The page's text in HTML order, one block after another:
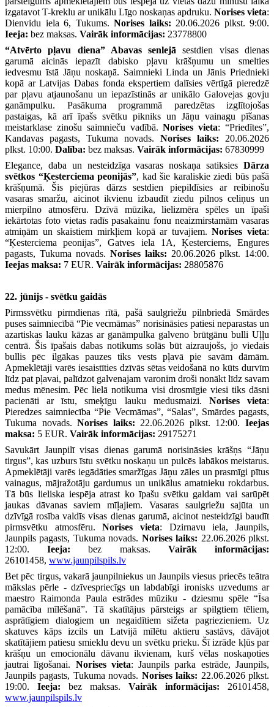
izgatavot T-kreklu ar unikālu Līgo noskaņas apdruku. Norises vieta:
Dienvidu iela 6, Tukums. Norises laiks: 20.06.2026 plkst. 9:00.
Ieeja: bez maksas. Vairāk informācijas: 23778800
“Atvērto pļavu diena” Abavas senlejā sestdien visas dienas
garumā aicinās iepazīt dabisko pļavu krāšņumu un smelties
iedvesmu īstā Jāņu noskaņā. Saimnieki Linda un Jānis Priednieki
kopā ar Latvijas Dabas fonda ekspertiem dalīsies vērtīgā pieredzē
par pļavu atjaunošanu un iepazīstinās ar unikālo Galovejas govju
ganāmpulku. Pasākuma programmā paredzētas izglītojošas
pastaigas, kā arī īpašs svētku pikniks un Jāņu vainagu pīšanas
meistarklase zinošu saimnieču vadībā.Norises vieta: “Priedītes”,
Kandavas pagasts, Tukuma novads. Norises laiks: 20.06.2026
plkst. 10:00. Dalība: bez maksas. Vairāk informācijas: 67830999
Elegance, daba un nesteidzīga vasaras noskaņa satiksies Dārza
svētkos “Ķesterciema peonijās”, kad šie karaliskie ziedi būs pašā
krāšņumā. Šis piejūras dārzs sestdien piepildīsies ar reibinošu
vasaras smaržu, aicinot ikvienu izbaudīt ziedu pilnos celiņus un
mierpilno atmosfēru. Dzīvā mūzika, lielizmēra spēles un īpaši
iekārtotas foto vietas radīs pasakainu fonu neaizmirstamām vasaras
atmiņām un skaistiem mirkļiem kopā ar tuvajiem.Norises vieta:
“Ķesterciema peonijas”, Gatves iela 1A, Ķesterciems, Engures
pagasts, Tukuma novads. Norises laiks: 20.06.2026 plkst. 14:00.
Ieejas maksa: 7 EUR. Vairāk informācijas: 28805876
22. jūnijs - svētku gaidās
Pirmssvētku pirmdienas rītā, pašā saulgriežu pilnbriedā Smārdes
puses saimniecībā “Pie vecmāmas” norisināsies patiesi neparastas un
azartiskas lauku kāzas ar ganāmpulka galveno brūtgānu bulli Uļļu
centrā. Šis īpašais dabas notikums solās būt aizraujošs, jo viedais
bullis pēc ilgākas pauzes tiks vests pļavā pie savām dāmām.
Apmeklētāji varēs iesaistīties dzīvās sētas veidošanā no kūts durvīm
līdz pat pļavai, palīdzot galvenajam varonim droši nonākt līdz savam
medus mēnesim. Pēc lielā notikuma visi drosmīgie viesi tiks dāsni
pacienāti ar īstu, smeķīgu lauku medusmaizi. Norises vieta:
Pieredzes saimniecība “Pie Vecmāmas”, “Salas”, Smārdes pagasts,
Tukuma novads.Norises laiks: 22.06.2026 plkst. 12:00.Ieejas
maksa: 5 EUR. Vairāk informācijas: 29175271
Savukārt Jaunpilī visas dienas garumā norisināsies krāšņs “Jāņu
tirgus”, kas uzburs īstu svētku noskaņu un pulcēs labākos meistarus.
Apmeklētāji varēs iegādāties smaržīgas Jāņu zāles un prasmīgi pītus
vainagus, mājražotāju gardumus un unikālus amatnieku rokdarbus.
Tā būs lieliska iespēja atrast ko īpašu svētku galdam vai sarūpēt
jaukas dāvanas saviem mīļajiem. Vasaras saulgriežu sajūta un
dzīvīgā rosība valdīs visas dienas garumā, aicinot nesteidzīgi baudīt
pirmsvētku atmosfēru.Norises vieta: Dzirnavu iela, Jaunpils,
Jaunpils pagasts, Tukuma novads. Norises laiks: 22.06.2026 plkst.
12:00.Ieeja: bez maksas. Vairāk informācijas:
26101458, www.jaunpilspils.lv
Bet pēc tirgus, vakarā jaunpilniekus un Jaunpils viesus priecēs teātra
mākslas pērle - dzīvespriecīgs un labdabīgi ironisks uzvedums ar
maestro Raimonda Paula estrādes mūziku - dziesmu spēle “Īsa
pamācība mīlēšanā”. Tā skatītājus pārsteigs ar spilgtiem tēliem,
asprātīgiem dialogiem un negaidītiem sižeta pagriezieniem. Uz
skatuves kāps izcils un Latvijā mīlētu aktieru sastāvs, dāvājot
skatītājiem patiesu smieklu devu un svētku prieku. Šī izrāde kļūs par
krāšņu un emocionālu dāvanu ikvienam, kurš vēlas noskaņoties
jautrai līgošanai. Norises vieta: Jaunpils parka estrāde, Jaunpils,
Jaunpils pagasts, Tukuma novads. Norises laiks: 22.06.2026 plkst.
19:00. Ieeja: bez maksas. Vairāk informācijas: 26101458,
www.jaunpilspils.lv